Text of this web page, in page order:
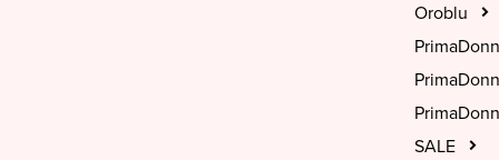
Oroblu
SALE